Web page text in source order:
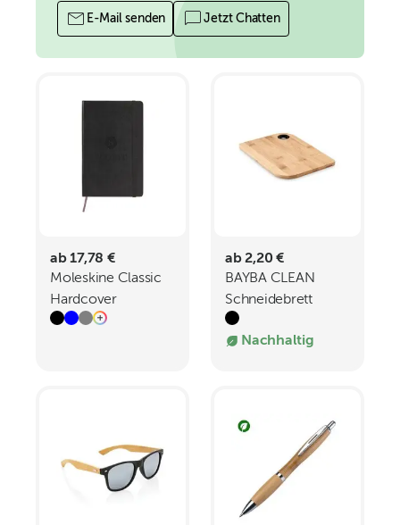
E-Mail senden Jetzt Chatten
ab 17,78 €
Moleskine Classic
Hardcover
Notizbuch L liniert
ab 2,20 €
BAYBA CLEAN
Schneidebrett
Bambus
Nachhaltig